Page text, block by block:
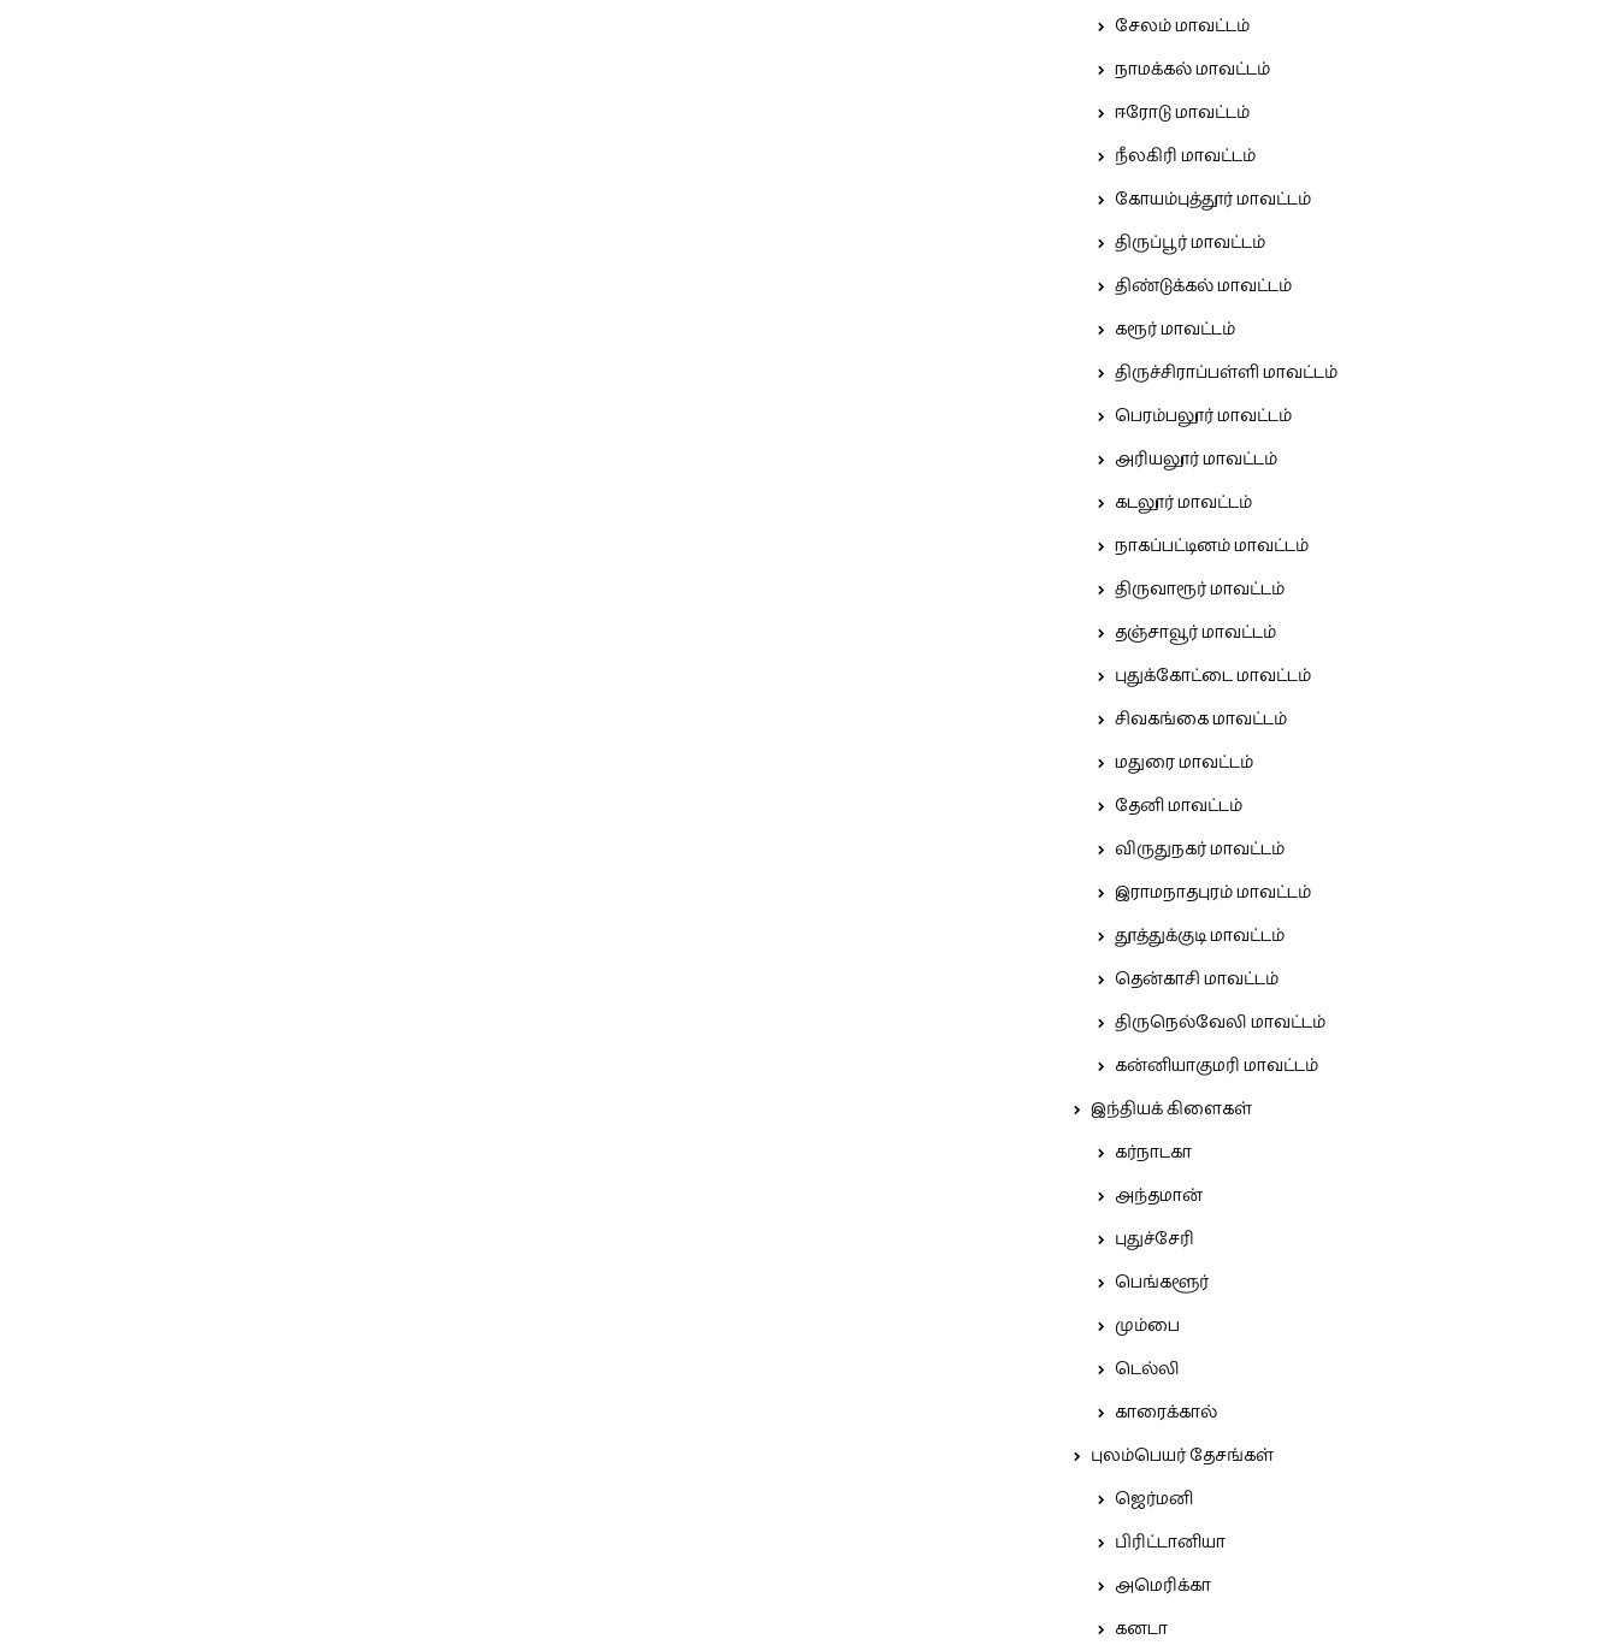
சேலம் மாவட்டம்
நாமக்கல் மாவட்டம்
ஈரோடு மாவட்டம்
நீலகிரி மாவட்டம்
கோயம்புத்தூர் மாவட்டம்
திருப்பூர் மாவட்டம்
திண்டுக்கல் மாவட்டம்
கரூர் மாவட்டம்
திருச்சிராப்பள்ளி மாவட்டம்
பெரம்பலூர் மாவட்டம்
அரியலூர் மாவட்டம்
கடலூர் மாவட்டம்
நாகப்பட்டினம் மாவட்டம்
திருவாரூர் மாவட்டம்
தஞ்சாவூர் மாவட்டம்
புதுக்கோட்டை மாவட்டம்
சிவகங்கை மாவட்டம்
மதுரை மாவட்டம்
தேனி மாவட்டம்
விருதுநகர் மாவட்டம்
இராமநாதபுரம் மாவட்டம்
தூத்துக்குடி மாவட்டம்
தென்காசி மாவட்டம்
திருநெல்வேலி மாவட்டம்
கன்னியாகுமரி மாவட்டம்
இந்தியக் கிளைகள்
கர்நாடகா
அந்தமான்
புதுச்சேரி
பெங்களூர்
மும்பை
டெல்லி
காரைக்கால்
புலம்பெயர் தேசங்கள்
ஜெர்மனி
பிரிட்டானியா
அமெரிக்கா
கனடா